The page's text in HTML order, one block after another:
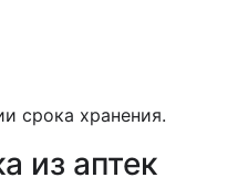
срока хранения.
из аптек